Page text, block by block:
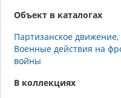
Объект в каталогах
Партизанское движение
Военные действия на
войны
В коллекциях